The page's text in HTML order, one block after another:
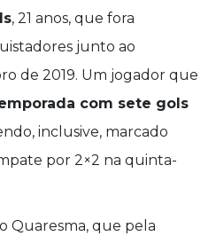
, 21 anos, que fora
junto ao
de 2019. Um jogador que
com sete gols
inclusive, marcado
por 2×2 na quinta-
Quaresma, que pela